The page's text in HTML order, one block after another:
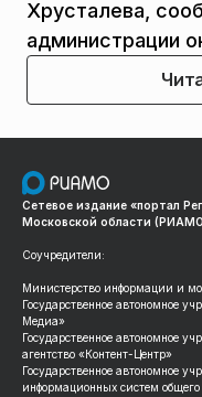
Хрусталева,
администрации
Сетевое издание «портал
Московской области
Соучредители:
Министерство информации и
Государственное автономное
Медиа»
Государственное автономное
агентство «Контент-Центр»
Государственное автономное
информационных систем